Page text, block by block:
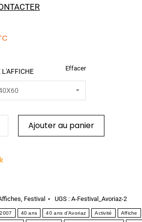
L'AFFICHE Effacer
Ajouter au panier
, Festival UGS :A-Festival_Avoriaz-2
2007 40 ans 40 ans d’Avoriaz Activité Affiche